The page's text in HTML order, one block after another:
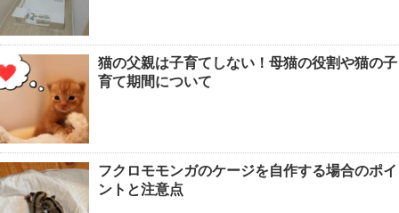
猫の父親は子育てしない！母猫の役割や猫の子
育て期間について
フクロモモンガのケージを自作する場合のポイ
ントと注意点